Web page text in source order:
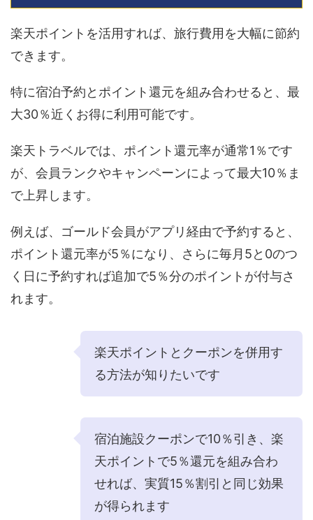
楽天ポイントを活用すれば、旅行費用を大幅に節約
できます。
特に宿泊予約とポイント還元を組み合わせると、最
大30％近くお得に利用可能です。
楽天トラベルでは、ポイント還元率が通常1％です
が、会員ランクやキャンペーンによって最大10％ま
で上昇します。
例えば、ゴールド会員がアプリ経由で予約すると、
ポイント還元率が5％になり、さらに毎月5と0のつ
く日に予約すれば追加で5％分のポイントが付与さ
れます。
楽天ポイントとクーポンを併用す
る方法が知りたいです
宿泊施設クーポンで10％引き、楽
天ポイントで5％還元を組み合わ
せれば、実質15％割引と同じ効果
が得られます